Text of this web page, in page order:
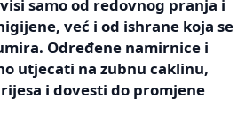
samo od redovnog pranja i
već i od ishrane koja se
Određene namirnice i
utjecati na zubnu caklinu,
i dovesti do promjene